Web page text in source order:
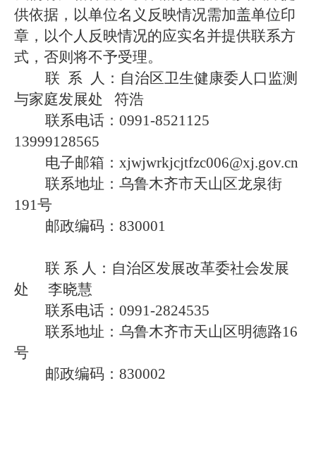
供依据，以单位名义反映情况需加盖单位印
章，以个人反映情况的应实名并提供联系方
式，否则将不予受理。
联 系 人：自治区卫生健康委人口监测
与家庭发展处 符浩
联系电话：0991-8521125
13999128565
电子邮箱：xjwjwrkjcjtfzc006@xj.gov.cn
联系地址：乌鲁木齐市天山区龙泉街
191号
邮政编码：830001
联 系 人：自治区发展改革委社会发展
处 李晓慧
联系电话：0991-2824535
联系地址：乌鲁木齐市天山区明德路16
号
邮政编码：830002